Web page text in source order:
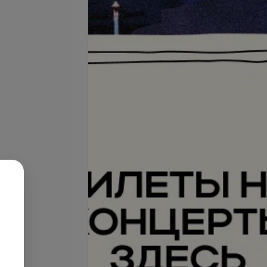
Гигиеническая чистка лица
«Чистая нота» GENEVIE
95 руб.
пилинг-
Процедура увлажнение-
детокс «Морской бриз»
80 руб./40 мин.